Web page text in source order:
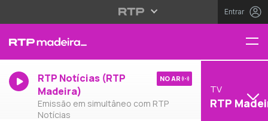
Entrar
RTP Notícias (RTP
Madeira)
Emissão em simultâneo com RTP
Notícias
NO AR
TV
RTP